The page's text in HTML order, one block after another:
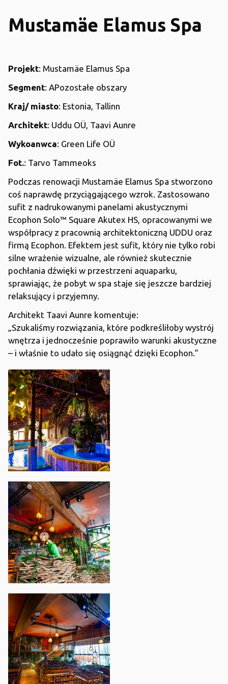
Mustamäe Elamus Spa
Projekt: Mustamäe Elamus Spa
Segment: APozostałe obszary
Kraj/ miasto: Estonia, Tallinn
Architekt: Uddu OÜ, Taavi Aunre
Wykoanwca: Green Life OÜ
Fot.: Tarvo Tammeoks
Podczas renowacji Mustamäe Elamus Spa stworzono
coś naprawdę przyciągającego wzrok. Zastosowano
sufit z nadrukowanymi panelami akustycznymi
Ecophon Solo™ Square Akutex HS, opracowanymi we
współpracy z pracownią architektoniczną UDDU oraz
firmą Ecophon. Efektem jest sufit, który nie tylko robi
silne wrażenie wizualne, ale również skutecznie
pochłania dźwięki w przestrzeni aquaparku,
sprawiając, że pobyt w spa staje się jeszcze bardziej
relaksujący i przyjemny.
Architekt Taavi Aunre komentuje:
„Szukaliśmy rozwiązania, które podkreśliłoby wystrój
wnętrza i jednocześnie poprawiło warunki akustyczne
– i właśnie to udało się osiągnąć dzięki Ecophon.”